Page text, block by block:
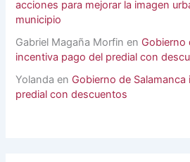
acciones para mejorar la imagen
municipio
Gabriel Magaña Morfin en Gobierno
incentiva pago del predial con
Yolanda en Gobierno de
predial con descuentos